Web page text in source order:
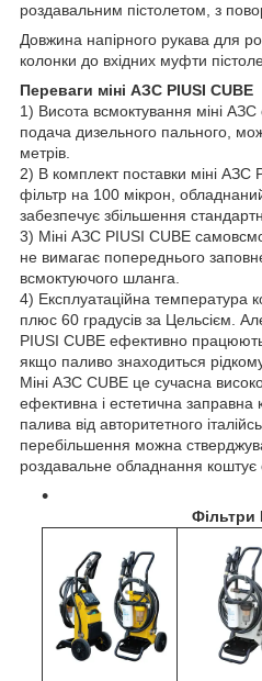
роздавальним пістолетом, з
Довжина напірного рукава для
колонки до вхідних муфти
Переваги міні АЗС PIUSI CUBE
1) Висота всмоктування міні АЗС
подача дизельного пального,
метрів.
2) В комплект поставки міні АЗС
фільтр на 100 мікрон,
забезпечує збільшення
3) Міні АЗС PIUSI CUBE
не вимагає попереднього
всмоктуючого шланга.
4) Експлуатаційна температура
плюс 60 градусів за Цельсієм.
PIUSI CUBE ефективно
якщо паливо знаходиться
Міні АЗС CUBE це сучасна
ефективна і естетична заправна
палива від авторитетного
перебільшення можна
роздавальне обладнання коштує
Фільтри